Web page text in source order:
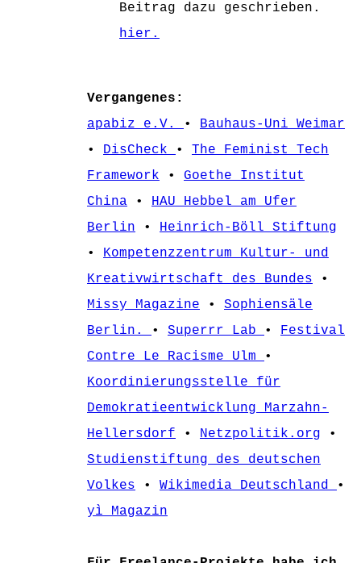
Beitrag dazu geschrieben.
hier.
Vergangenes:
apabiz e.V.
• Bauhaus-Uni Weimar
• DisCheck • The Feminist Tech
Framework • Goethe Institut
China • HAU Hebbel am Ufer
Berlin • Heinrich-Böll Stiftung
• Kompetenzzentrum Kultur- und
Kreativwirtschaft des Bundes •
Missy Magazine • Sophiensäle
Berlin.
• Superrr Lab • Festival
Contre Le Racisme Ulm
•
Koordinierungsstelle für
Demokratieentwicklung Marzahn-
Hellersdorf • Netzpolitik.org •
Studienstiftung des deutschen
Volkes • Wikimedia Deutschland
•
yì Magazin